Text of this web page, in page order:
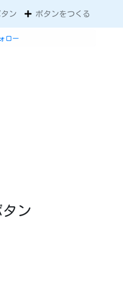
ン ボタンをつくる
ロー
ン